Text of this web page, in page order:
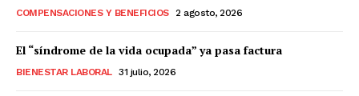
COMPENSACIONES Y BENEFICIOS 2 agosto, 2026
El “síndrome de la vida ocupada” ya pasa factura
BIENESTAR LABORAL 31 julio, 2026